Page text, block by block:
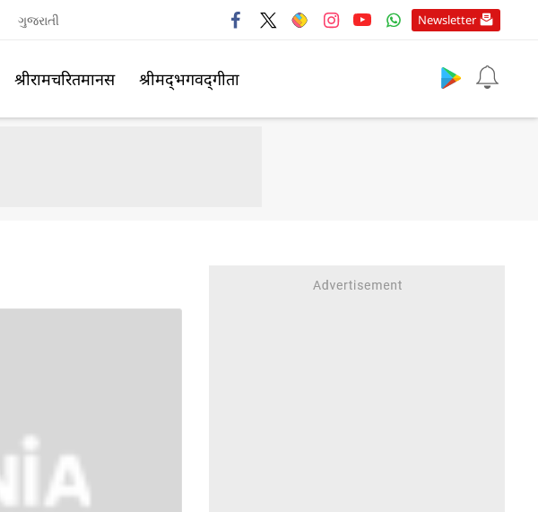
ગુજરાતી Newsletter
श्रीरामचरितमानस श्रीमद्‍भगवद्‍गीता